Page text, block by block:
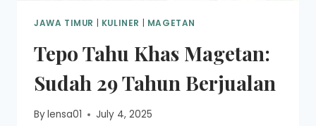
JAWA TIMUR KULINER MAGETAN
Tepo Tahu Khas Magetan:
Sudah 29 Tahun Berjualan
Bylensa01 July 4, 2025